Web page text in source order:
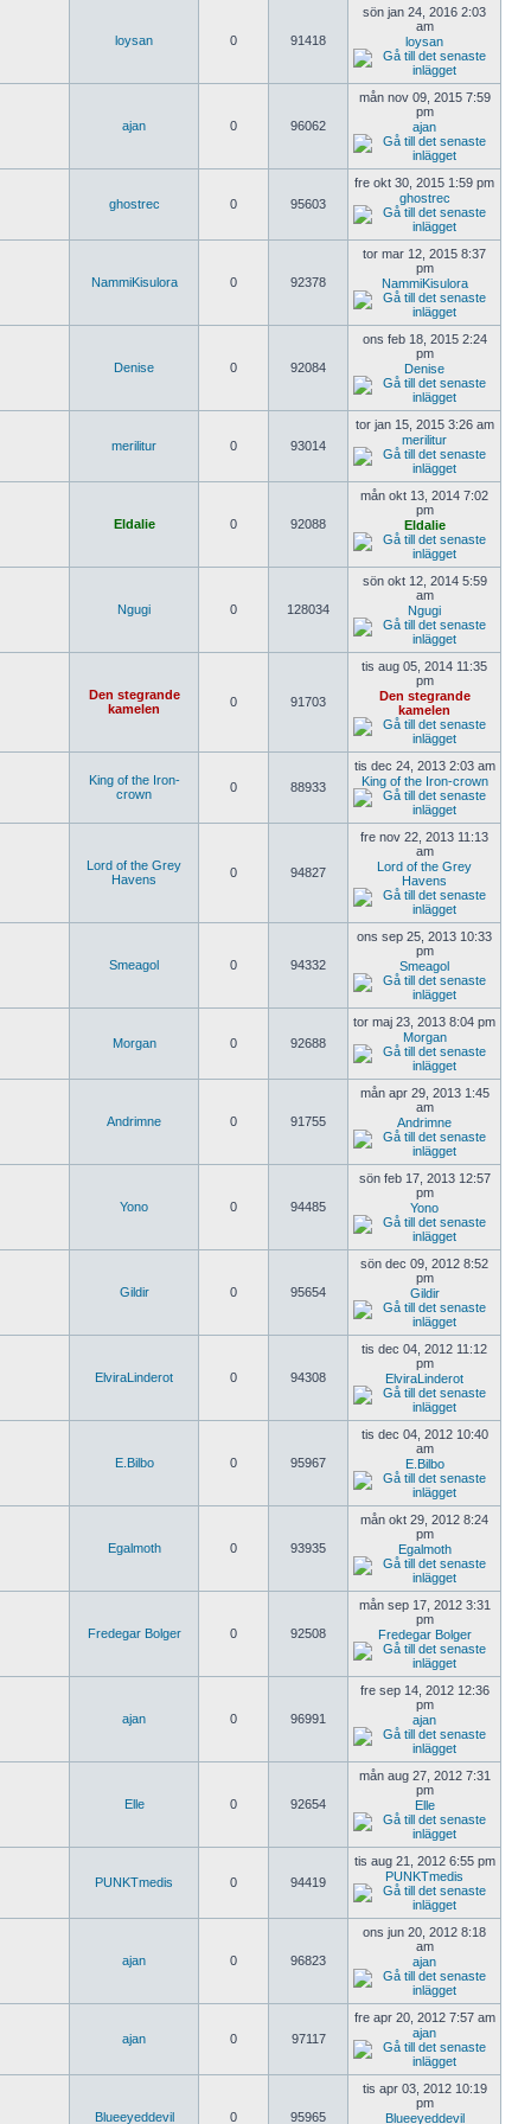
loysan 0 91418
sön jan 24, 2016 2:03
am
loysan
ajan 0 96062
mån nov 09, 2015 7:59
pm
ajan
ghostrec 0 95603
fre okt 30, 2015 1:59 pm
ghostrec
NammiKisulora 0 92378
tor mar 12, 2015 8:37
pm
NammiKisulora
Denise 0 92084
ons feb 18, 2015 2:24
pm
Denise
merilitur 0 93014
tor jan 15, 2015 3:26 am
merilitur
Eldalie 0 92088
mån okt 13, 2014 7:02
pm
Eldalie
Ngugi 0 128034
sön okt 12, 2014 5:59
am
Ngugi
Den stegrande
kamelen
0 91703
tis aug 05, 2014 11:35
pm
Den stegrande
kamelen
King of the Iron-
crown
0 88933
tis dec 24, 2013 2:03 am
King of the Iron-crown
Lord of the Grey
Havens
0 94827
fre nov 22, 2013 11:13
am
Lord of the Grey
Havens
Smeagol 0 94332
ons sep 25, 2013 10:33
pm
Smeagol
Morgan 0 92688
tor maj 23, 2013 8:04 pm
Morgan
Andrimne 0 91755
mån apr 29, 2013 1:45
am
Andrimne
Yono 0 94485
sön feb 17, 2013 12:57
pm
Yono
Gildir 0 95654
sön dec 09, 2012 8:52
pm
Gildir
ElviraLinderot 0 94308
tis dec 04, 2012 11:12
pm
ElviraLinderot
E.Bilbo 0 95967
tis dec 04, 2012 10:40
am
E.Bilbo
Egalmoth 0 93935
mån okt 29, 2012 8:24
pm
Egalmoth
Fredegar Bolger 0 92508
mån sep 17, 2012 3:31
pm
Fredegar Bolger
ajan 0 96991
fre sep 14, 2012 12:36
pm
ajan
Elle 0 92654
mån aug 27, 2012 7:31
pm
Elle
PUNKTmedis 0 94419
tis aug 21, 2012 6:55 pm
PUNKTmedis
ajan 0 96823
ons jun 20, 2012 8:18
am
ajan
ajan 0 97117
fre apr 20, 2012 7:57 am
ajan
Blueeyeddevil 0 95965
tis apr 03, 2012 10:19
pm
Blueeyeddevil